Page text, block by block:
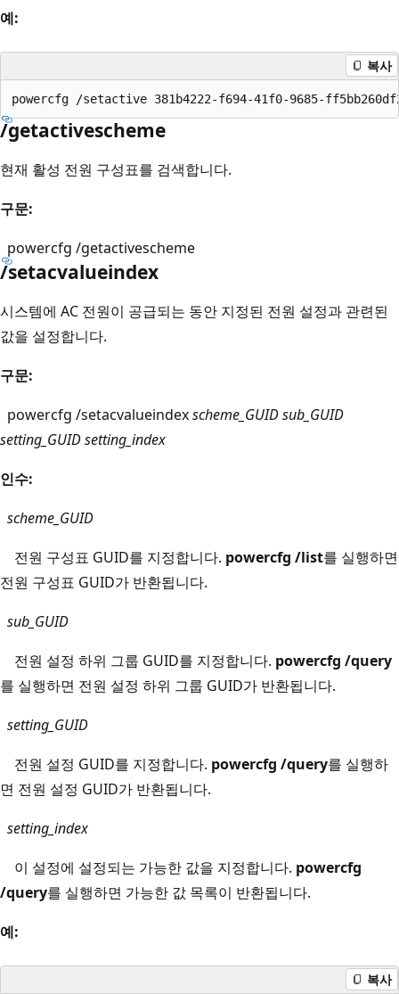
예:
복사
/getactivescheme
현재 활성 전원 구성표를 검색합니다.
구문:
powercfg /getactivescheme
/setacvalueindex
시스템에 AC 전원이 공급되는 동안 지정된 전원 설정과 관련된
값을 설정합니다.
구문:
powercfg /setacvalueindexscheme_GUIDsub_GUID
setting_GUIDsetting_index
인수:
scheme_GUID
전원 구성표 GUID를 지정합니다. powercfg /list를 실행하면
전원 구성표 GUID가 반환됩니다.
sub_GUID
전원 설정 하위 그룹 GUID를 지정합니다. powercfg /query
를 실행하면 전원 설정 하위 그룹 GUID가 반환됩니다.
setting_GUID
전원 설정 GUID를 지정합니다. powercfg /query를 실행하
면 전원 설정 GUID가 반환됩니다.
setting_index
이 설정에 설정되는 가능한 값을 지정합니다. powercfg
/query를 실행하면 가능한 값 목록이 반환됩니다.
예:
복사